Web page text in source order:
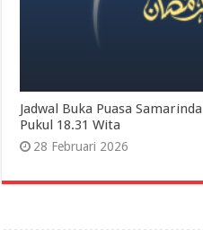
Jadwal Buka Puasa
Pukul 18.31 Wita
28 Februari 2026